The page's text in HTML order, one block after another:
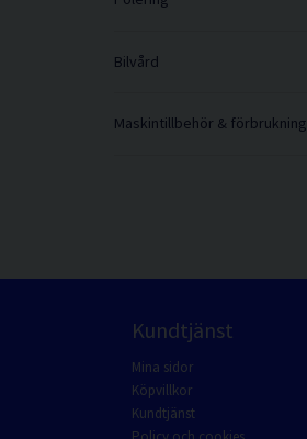
Bilvård
Maskintillbehör & förbrukning
Kundtjänst
Mina sidor
Köpvillkor
Kundtjänst